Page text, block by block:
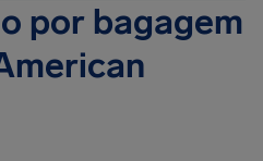
por bagagem